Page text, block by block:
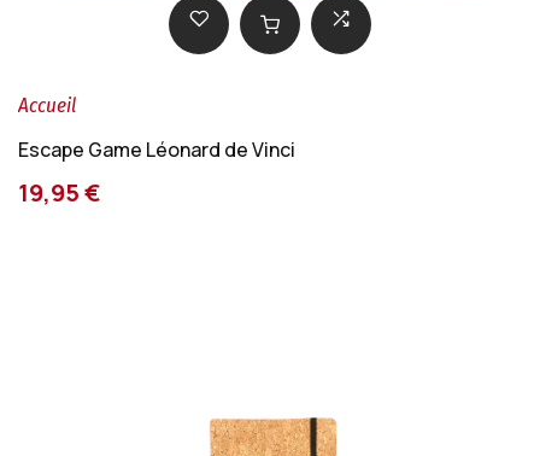
Accueil
Escape Game Léonard de Vinci
19,95 €